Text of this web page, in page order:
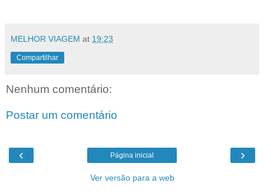
MELHOR VIAGEM at 19:23
Compartilhar
Nenhum comentário:
Postar um comentário
‹ ›
Página inicial
Ver versão para a web